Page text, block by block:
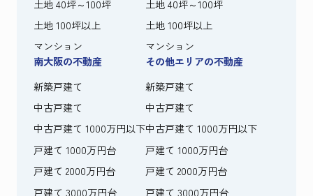
土地 40坪～100坪
土地 100坪以上
マンション
土地 40坪～100坪
土地 100坪以上
マンション
南大阪の不動産
新築戸建て
中古戸建て
中古戸建て 1000万円以下
戸建て 1000万円台
戸建て 2000万円台
戸建て 3000万円台
その他エリアの不動産
新築戸建て
中古戸建て
中古戸建て 1000万円以下
戸建て 1000万円台
戸建て 2000万円台
戸建て 3000万円台